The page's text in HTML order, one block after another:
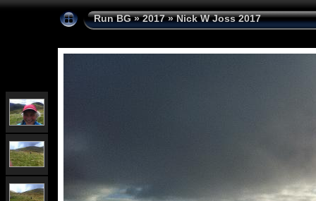
Run BG»2017»Nick W Joss 2017